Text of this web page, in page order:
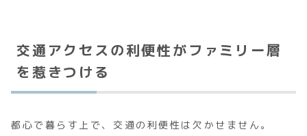
交通アクセスの利便性がファミリー層
を惹きつける
都心で暮らす上で、交通の利便性は欠かせません。